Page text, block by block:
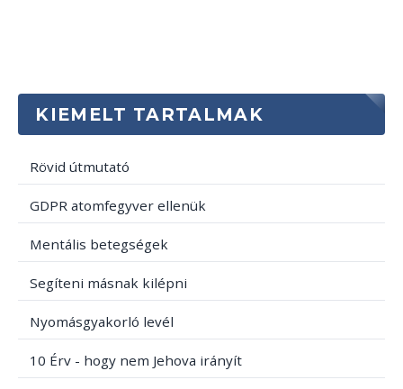
KIEMELT TARTALMAK
Rövid útmutató
GDPR atomfegyver ellenük
Mentális betegségek
Segíteni másnak kilépni
Nyomásgyakorló levél
10 Érv - hogy nem Jehova irányít